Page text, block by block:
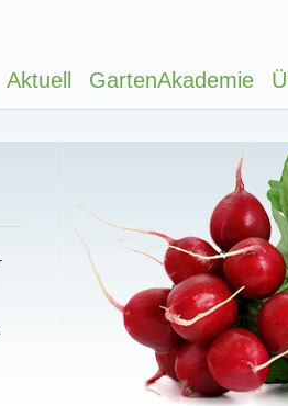
Aktuell GartenAkademie